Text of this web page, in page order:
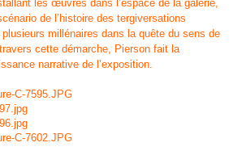
les œuvres dans l’espace de la galerie,
de l’histoire des tergiversations
millénaires dans la quête du sens de
cette démarche, Pierson fait la
narrative de l’exposition.